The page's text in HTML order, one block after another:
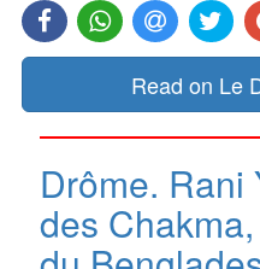
Read on Le
Drôme. Rani
des